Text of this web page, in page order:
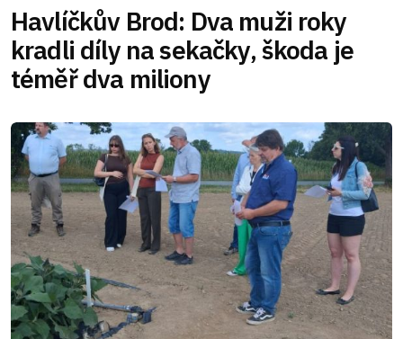
Havlíčkův Brod: Dva muži roky
kradli díly na sekačky, škoda je
téměř dva miliony